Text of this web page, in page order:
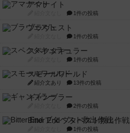
アマナイト
1件の投稿
ブラヴェスト
1件の投稿
スペクタキュラー
1件の投稿
スモールワールド
紹介文あり 13件の投稿
ギャンブラー
2件の投稿
Bitter End ブタペスト救出作戦
1件の投稿